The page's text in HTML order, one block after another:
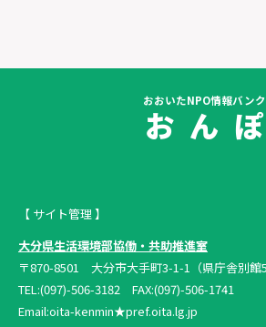
おおいたNPO情報バンク
お ん ぽ
【 サイト管理 】
大分県生活環境部協働・共助推進室
〒870-8501 大分市大手町3-1-1（県庁舎別館5
TEL:(097)-506-3182 FAX:(097)-506-1741
Email:oita-kenmin★pref.oita.lg.jp